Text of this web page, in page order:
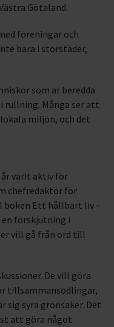
Götaland.
föreningar och
bara i storstäder,
som är beredda
rullning. Många ser att
miljön, och det
år varit aktiv för
chefredaktör för
Ett hållbart liv –
en förskjutning i
vill gå från ord till
De vill göra
tillsammansodlingar,
sig syra grönsaker. Det
att göra något